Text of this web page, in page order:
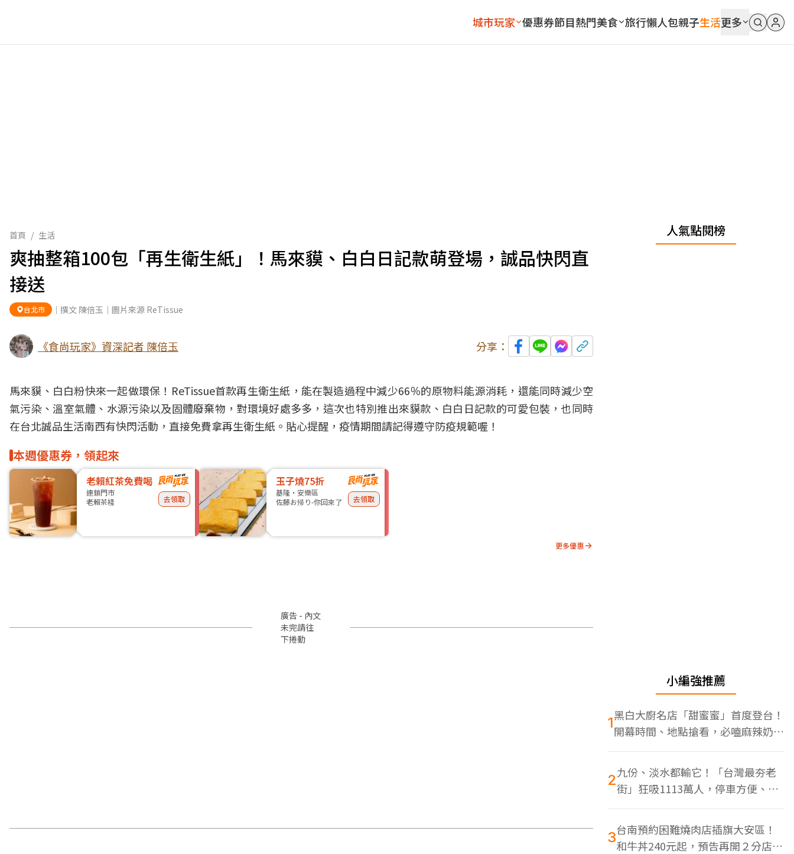
城市玩家 優惠券節目熱門美食 旅行懶人包親子生活更多
首頁 / 生活
爽抽整箱100包「再生衛生紙」！馬來貘、白白日記款萌登場，誠品快閃直
接送
台北市 ｜撰文 陳倍玉｜圖片來源 ReTissue
《食尚玩家》資深記者 陳倍玉 分享：
馬來貘 、白白粉快來一起做環保！ReTissue首款再生衛生紙，能在製造過程中減少66％的原物料能源消耗，還能同時減少空
氣污染、溫室氣體、水源污染以及固體廢棄物，對環境好處多多，這次也特別推出來貘款、白白日記款的可愛包裝，也同時
在台北誠品生活南西有快閃活動，直接免費拿再生衛生紙。貼心提醒，疫情期間請記得遵守防疫規範喔！
本週優惠券，領起來
老賴紅茶免費喝
連鎖門市
老賴茶棧
去領取
玉子燒75折
基隆・安樂區
佐藤お帰り-你回來了
去領取
更多優惠
廣告 - 內文
未完請往
下捲動
人氣點閱榜
小編強推薦
1黑白大廚名店「甜蜜蜜」首度登台！
開幕時間、地點搶看，必嗑麻辣奶油
蝦
2九份、淡水都輸它！「台灣最夯老
街」狂吸1113萬人，停車方便、特
色美食多
3台南預約困難燒肉店插旗大安區！
和牛丼240元起，預告再開２分店、